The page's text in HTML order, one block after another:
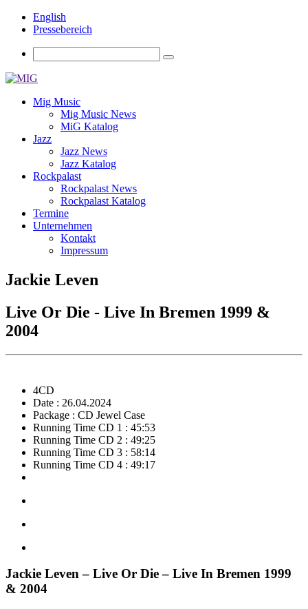
English
Pressebereich
Mig Music
Mig Music News
MiG Katalog
Jazz
Jazz News
Jazz Katalog
Rockpalast
Rockpalast News
Rockpalast Katalog
Termine
Unternehmen
Kontakt
Impressum
Jackie Leven
Live Or Die - Live In Bremen 1999 &
2004
4CD
Date : 26.04.2024
Package : CD Jewel Case
Running Time CD 1 : 45:53
Running Time CD 2 : 49:25
Running Time CD 3 : 58:14
Running Time CD 4 : 49:17
Jackie Leven – Live Or Die – Live In Bremen 1999
& 2004